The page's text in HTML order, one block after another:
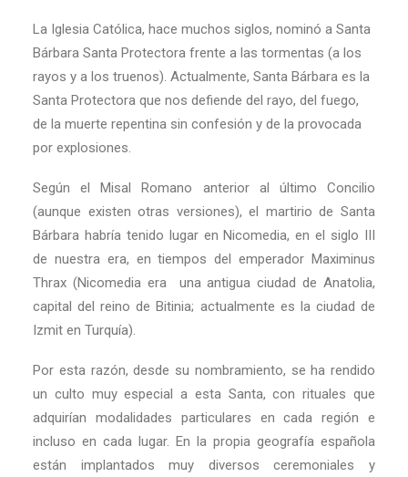
La Iglesia Católica, hace muchos siglos, nominó a Santa
Bárbara Santa Protectora frente a las tormentas (a los
rayos y a los truenos). Actualmente, Santa Bárbara es la
Santa Protectora que nos defiende del rayo, del fuego,
de la muerte repentina sin confesión y de la provocada
por explosiones.
Según el Misal Romano anterior al último Concilio
(aunque existen otras versiones), el martirio de Santa
Bárbara habría tenido lugar en Nicomedia, en el siglo III
de nuestra era, en tiempos del emperador Maximinus
Thrax (Nicomedia era una antigua ciudad de Anatolia,
capital del reino de Bitinia; actualmente es la ciudad de
Izmit en Turquía).
Por esta razón, desde su nombramiento, se ha rendido
un culto muy especial a esta Santa, con rituales que
adquirían modalidades particulares en cada región e
incluso en cada lugar. En la propia geografía española
están implantados muy diversos ceremoniales y